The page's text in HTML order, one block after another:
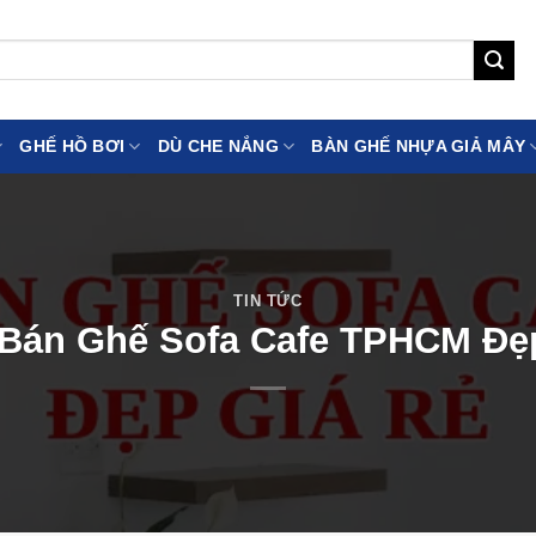
GHẾ HỒ BƠI DÙ CHE NẮNG BÀN GHẾ NHỰA GIẢ MÂY
TIN TỨC
Ghế Sofa Cafe TPHCM